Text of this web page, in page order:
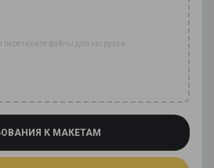
перетяните файлы для загрузки
К МАКЕТАМ